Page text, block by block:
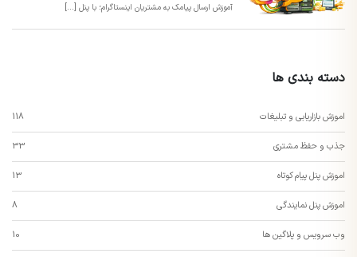
آموزش ارسال پیامک به مشتریان اینستاگرام؛ با پنل [...]
دسته بندی ها
اموزش بازاریابی و تبلیغات 118
جذب و حفظ مشتری 33
اموزش پنل پیام کوتاه 13
اموزش پنل نمایندگی 8
وب سرویس و پلاگین ها 10